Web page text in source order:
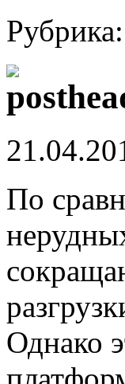
Рубрика:
По
Однако